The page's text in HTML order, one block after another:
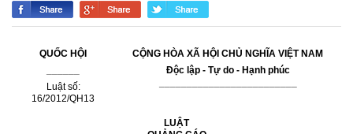
QUỐC HỘI
Luật số:
16/2012/QH13
CỘNG HÒA XÃ HỘI CHỦ NGHĨA VIỆT NAM
Độc lập - Tự do - Hạnh phúc
LUẬT